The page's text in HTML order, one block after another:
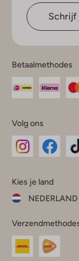
Schrijf
Betaalmethodes
Volg ons
Instagram
Kies je land
NEDERLAND
je
land